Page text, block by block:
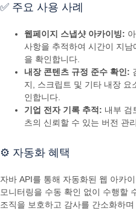
✅ 주요 사용 사례
웹페이지 스냅샷 아카이빙:
사항을 추적하여 시간이 지
을 확인합니다.
내장 콘텐츠 규정 준수 확인:
지, 스크립트 및 기타 내장
인합니다.
기업 전자 기록 추적: 내부 검
츠의 신뢰할 수 있는 버전 관
⚙️ 자동화 혜택
자바 API를 통해 자동화된 웹 아카
모니터링을 수동 확인 없이 수행할
조직을 보호하고 감사를 간소화하